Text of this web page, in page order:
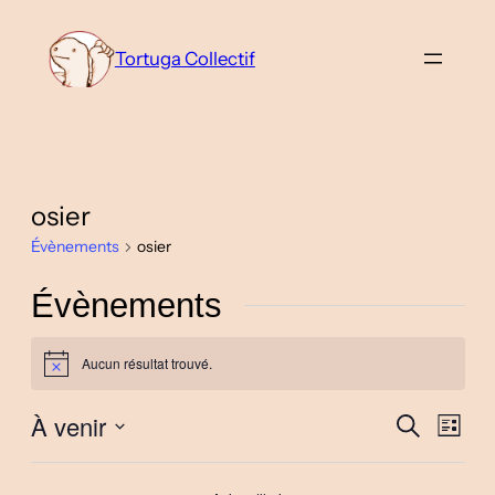
Tortuga Collectif
osier
Évènements osier
Évènements
Notice Aucun résultat trouvé.
et
Recherche
Liste
À venir
Sélectionnez